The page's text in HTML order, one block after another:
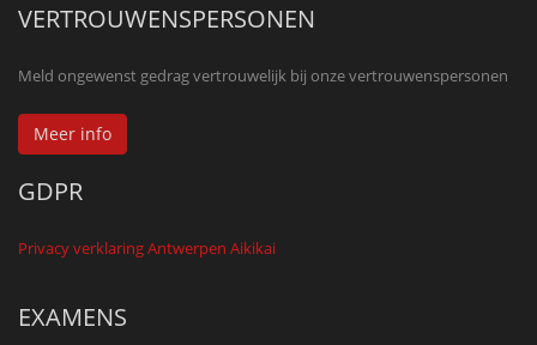
VERTROUWENSPERSONEN
Meld ongewenst gedrag vertrouwelijk bij onze vertrouwenspersonen
Meer info
GDPR
Privacy verklaring Antwerpen Aikikai
EXAMENS